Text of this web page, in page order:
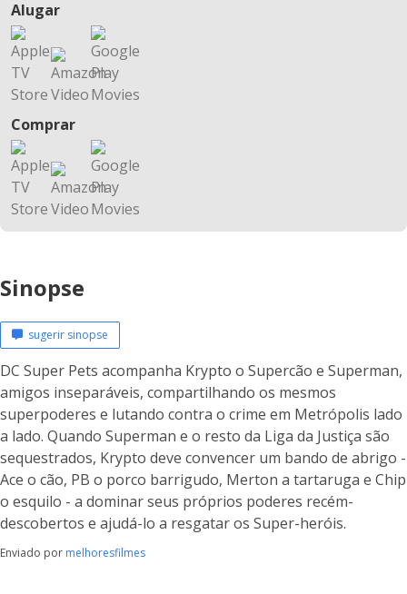
Alugar
Comprar
Sinopse
sugerir sinopse
DC Super Pets acompanha Krypto o Supercão e Superman,
amigos inseparáveis, compartilhando os mesmos
superpoderes e lutando contra o crime em Metrópolis lado
a lado. Quando Superman e o resto da Liga da Justiça são
sequestrados, Krypto deve convencer um bando de abrigo -
Ace o cão, PB o porco barrigudo, Merton a tartaruga e Chip
o esquilo - a dominar seus próprios poderes recém-
descobertos e ajudá-lo a resgatar os Super-heróis.
Enviado por melhoresfilmes